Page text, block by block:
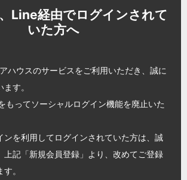
Line経由でログインされて
いた方へ
ハウスのサービスをご利用いただき、誠に
す。
もってソーシャルログイン機能を廃止いた
ンを利用してログインされていた方は、誠
上記「新規会員登録」より、改めてご登録
。